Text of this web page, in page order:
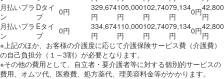
月払いプラ
ン
Dタイ
プ
0円
329,674
円
105,000
円
102,740
円
79,134
円
0円42,800
円
月払いプラ
ン
Eタイ
プ
0円
334,674
円
110,000
円
102,740
円
79,134
円
0円42,800
円
※上記のほか、お客様の介護度に応じて介護保険サービス費（介護費）
の自己負担分（１～3割）が必要となります。
※その他の費用として、自立者・要介護者等に対する個別的サービスの
費用、オムツ代、医療費、処方薬代、理美容料金等がかかります。